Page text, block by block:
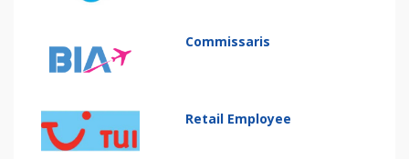
Commissaris
Retail Employee